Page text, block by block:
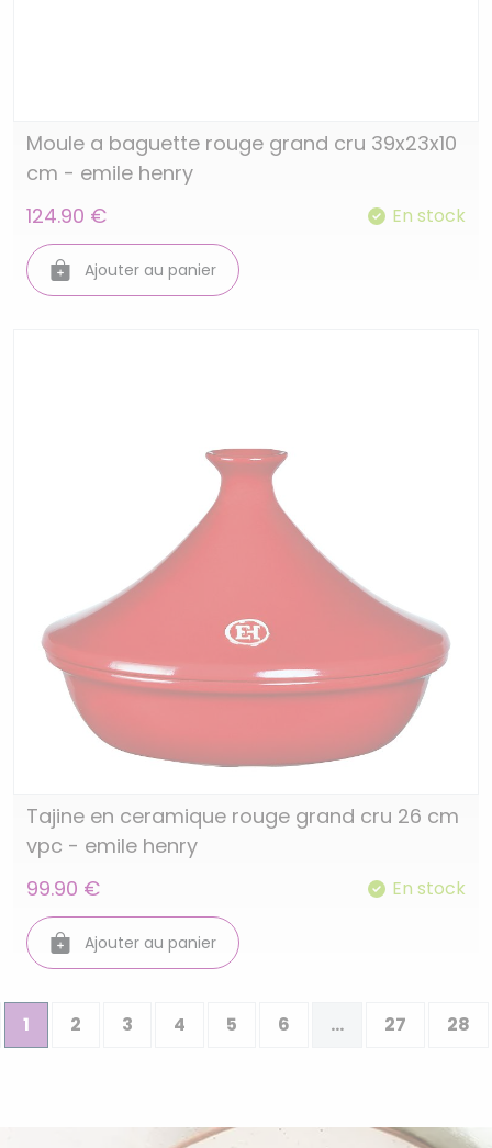
Moule a baguette rouge grand cru 39x23x10
cm - emile henry
124.90 €
En stock
Ajouter au panier
Tajine en ceramique rouge grand cru 26 cm
vpc - emile henry
99.90 €
En stock
Ajouter au panier
1 2 3 4 5 6 ... 27 28